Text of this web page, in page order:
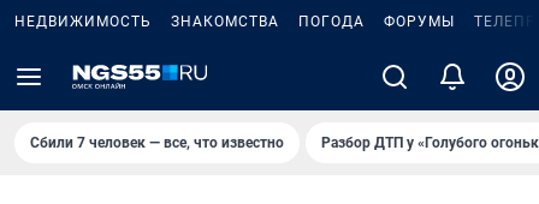
НЕДВИЖИМОСТЬ ЗНАКОМСТВА ПОГОДА ФОРУМЫ
Сбили 7 человек — все, что известно Разбор ДТП у «Голубого